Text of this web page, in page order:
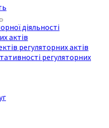
діяльності
актів
регуляторних актів
регуляторних